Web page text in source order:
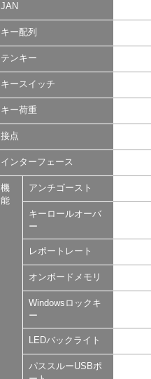
JAN
キー配列
テンキー
キースイッチ
キー荷重
接点
インターフェース
機
能
アンチゴースト
キーロールオーバ
ー
レポートレート
オンボードメモリ
Windowsロックキ
ー
LEDバックライト
パススルーUSBポ